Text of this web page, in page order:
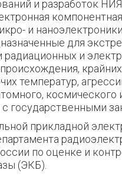
и разработок
и
для
радиационных и
температур,
государственными
прикладной
по оценке и
(ЭКБ).